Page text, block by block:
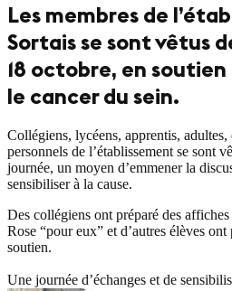
Les membres de
Sortais se sont vêtus
18 octobre, en
le cancer du sein.
Collégiens, lycéens, apprentis,
personnels de l’établissement se sont
journée, un moyen d’emmener la
sensibiliser à la cause.
Des collégiens ont préparé des
Rose “pour eux” et d’autres élèves ont
soutien.
Une journée d’échanges et de